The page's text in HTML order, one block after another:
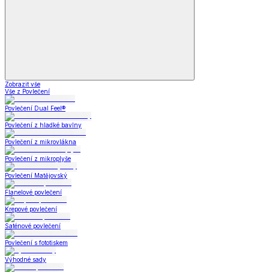
Zobrazit vše
Vše z Povlečení
Povlečení Dual Feel®
Povlečení z hladké bavlny
Povlečení z mikrovlákna
Povlečení z mikroplyše
Povlečení Matějovský
Flanelové povlečení
Krepové povlečení
Saténové povlečení
Povlečení s fototiskem
Výhodné sady